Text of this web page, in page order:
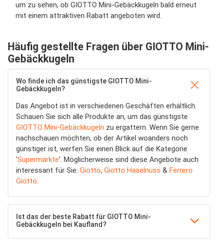
um zu sehen, ob GIOTTO Mini-Gebäckkugeln bald erneut
mit einem attraktiven Rabatt angeboten wird.
Häufig gestellte Fragen über GIOTTO Mini-
Gebäckkugeln
Wo finde ich das günstigste GIOTTO Mini-
Gebäckkugeln?
Das Angebot ist in verschiedenen Geschäften erhältlich.
Schauen Sie sich alle Produkte an, um das günstigste
GIOTTO Mini-Gebäckkugeln zu ergattern. Wenn Sie gerne
nachschauen möchten, ob der Artikel woanders noch
günstiger ist, werfen Sie einen Blick auf die Kategorie
'Supermärkte'. Möglicherweise sind diese Angebote auch
interessant für Sie: Giotto, Giotto Haselnuss & Ferrero
Giotto.
Ist das der beste Rabatt für GIOTTO Mini-
Gebäckkugeln bei Kaufland?